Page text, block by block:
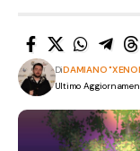
Ultimo
DiDAMIANO